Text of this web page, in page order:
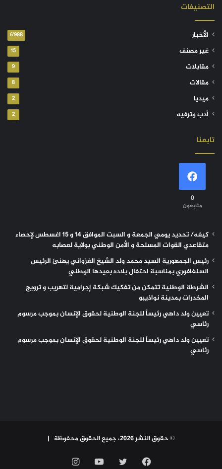
التصنيفات
الأخبار 6٬988
غير مصنف 15
مقابلات 9
مقالات 8
ميديا 2
أدب وترفيه 2
تابعنا
0
متابعون
كيفه/ تحديد يومي الجمعة و السبت الموافق 14 و 15 اغسطس لإحصاء
متقاعدي القوات المسلحة و الأمن الوطني بولاية لعصابه
رئيس الجمهورية السيد محمد ولد الشيخ الغزواني يهنئ الرئيس
السنغافوري بمناسبة احتفال بلاده بعيدها الوطني
الشرطة الوطنية تتمكن من تفكيك شبكة إجرامية لتهريب و ترويج
المخدرات بمدينة نواذيبو
تعيين ولد داهي رئيساً للجنة الوطنية لحقوق الإنسان بموجب مرسوم
رئاسي
تعيين ولد داهي رئيساً للجنة الوطنية لحقوق الإنسان بموجب مرسوم
رئاسي
© حقوق النشر 2026، جميع الحقوق محفوظة |
فيسبوك تويتر يوتيوب